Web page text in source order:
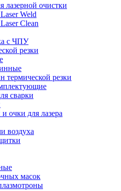
лазерной очистки
Weld
Clean
с ЧПУ
резки
термической резки
сварки
очки для лазера
воздуха
масок